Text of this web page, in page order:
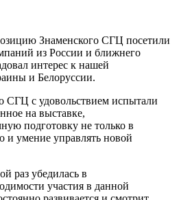
Знаменского СГЦ посетили
из России и ближнего
интерес к нашей
и Белоруссии.
СГЦ с удовольствием испытали
на выставке,
подготовку не только в
и умение управлять новой
раз убедилась в
участия в данной